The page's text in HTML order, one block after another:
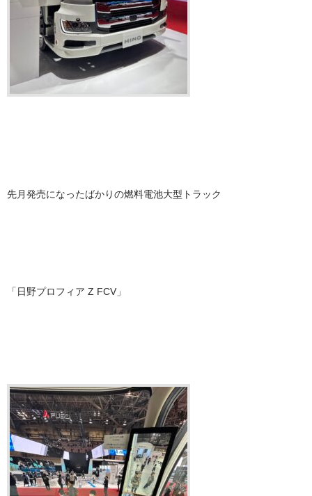
先月発売になったばかりの燃料電池大型トラック
「日野プロフィア Z FCV」